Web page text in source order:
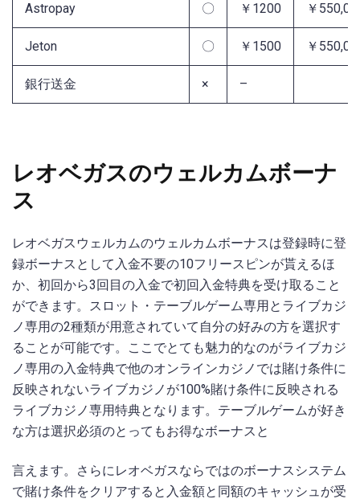
Astropay 〇 ￥1200 ￥
Jeton 〇 ￥1500 ￥
銀行送金 × –
レオベガスのウェルカムボーナ
ス
レオベガスウェルカムのウェルカムボーナスは登録時に登
録ボーナスとして入金不要の10フリースピンが貰えるほ
か、初回から3回目の入金で初回入金特典を受け取ること
ができます。スロット・テーブルゲーム専用とライブカジ
ノ専用の2種類が用意されていて自分の好みの方を選択す
ることが可能です。ここでとても魅力的なのがライブカジ
ノ専用の入金特典で他のオンラインカジノでは賭け条件に
反映されないライブカジノが100%賭け条件に反映される
ライブカジノ専用特典となります。テーブルゲームが好き
な方は選択必須のとってもお得なボーナスと
言えます。さらにレオベガスならではのボーナスシステム
で賭け条件をクリアすると入金額と同額のキャッシュが受